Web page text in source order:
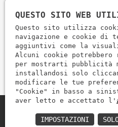
Zem Marmi P.I. 03463990246
QUESTO SITO WEB
Questo sito utilizza
navigazione e cookie di
aggiuntivi come la
Alcuni cookie
per mostrarti
installandosi solo
modificare le tue
"Cookie" in basso a
aver letto e accettato l'
IMPOSTAZIONI